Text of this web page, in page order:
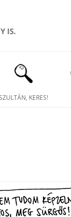
IS.
KERES!